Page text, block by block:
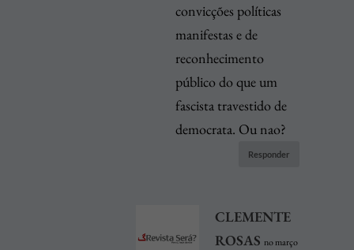
convicções políticas
manifestas e de
reconhecimento
público do que um
fascista travestido de
democrata. Ou nao?
Responder
CLEMENTE
ROSAS no março